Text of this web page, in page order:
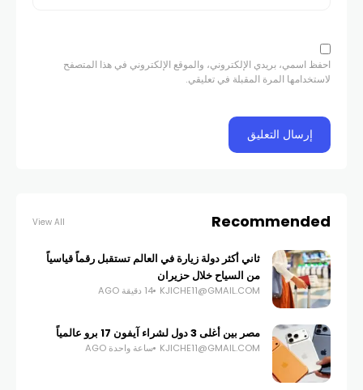
احفظ اسمي، بريدي الإلكتروني، والموقع الإلكتروني في هذا المتصفح
لاستخدامها المرة المقبلة في تعليقي.
Recommended
View All
ثاني أكثر دولة زيارة في العالم تستقبل رقماً قياسياً
من السياح خلال حزيران
KJICHE11@GMAIL.COM 14 دقيقة AGO
مصر بين أغلى 3 دول لشراء آيفون 17 برو عالمياً
KJICHE11@GMAIL.COM ساعة واحدة AGO